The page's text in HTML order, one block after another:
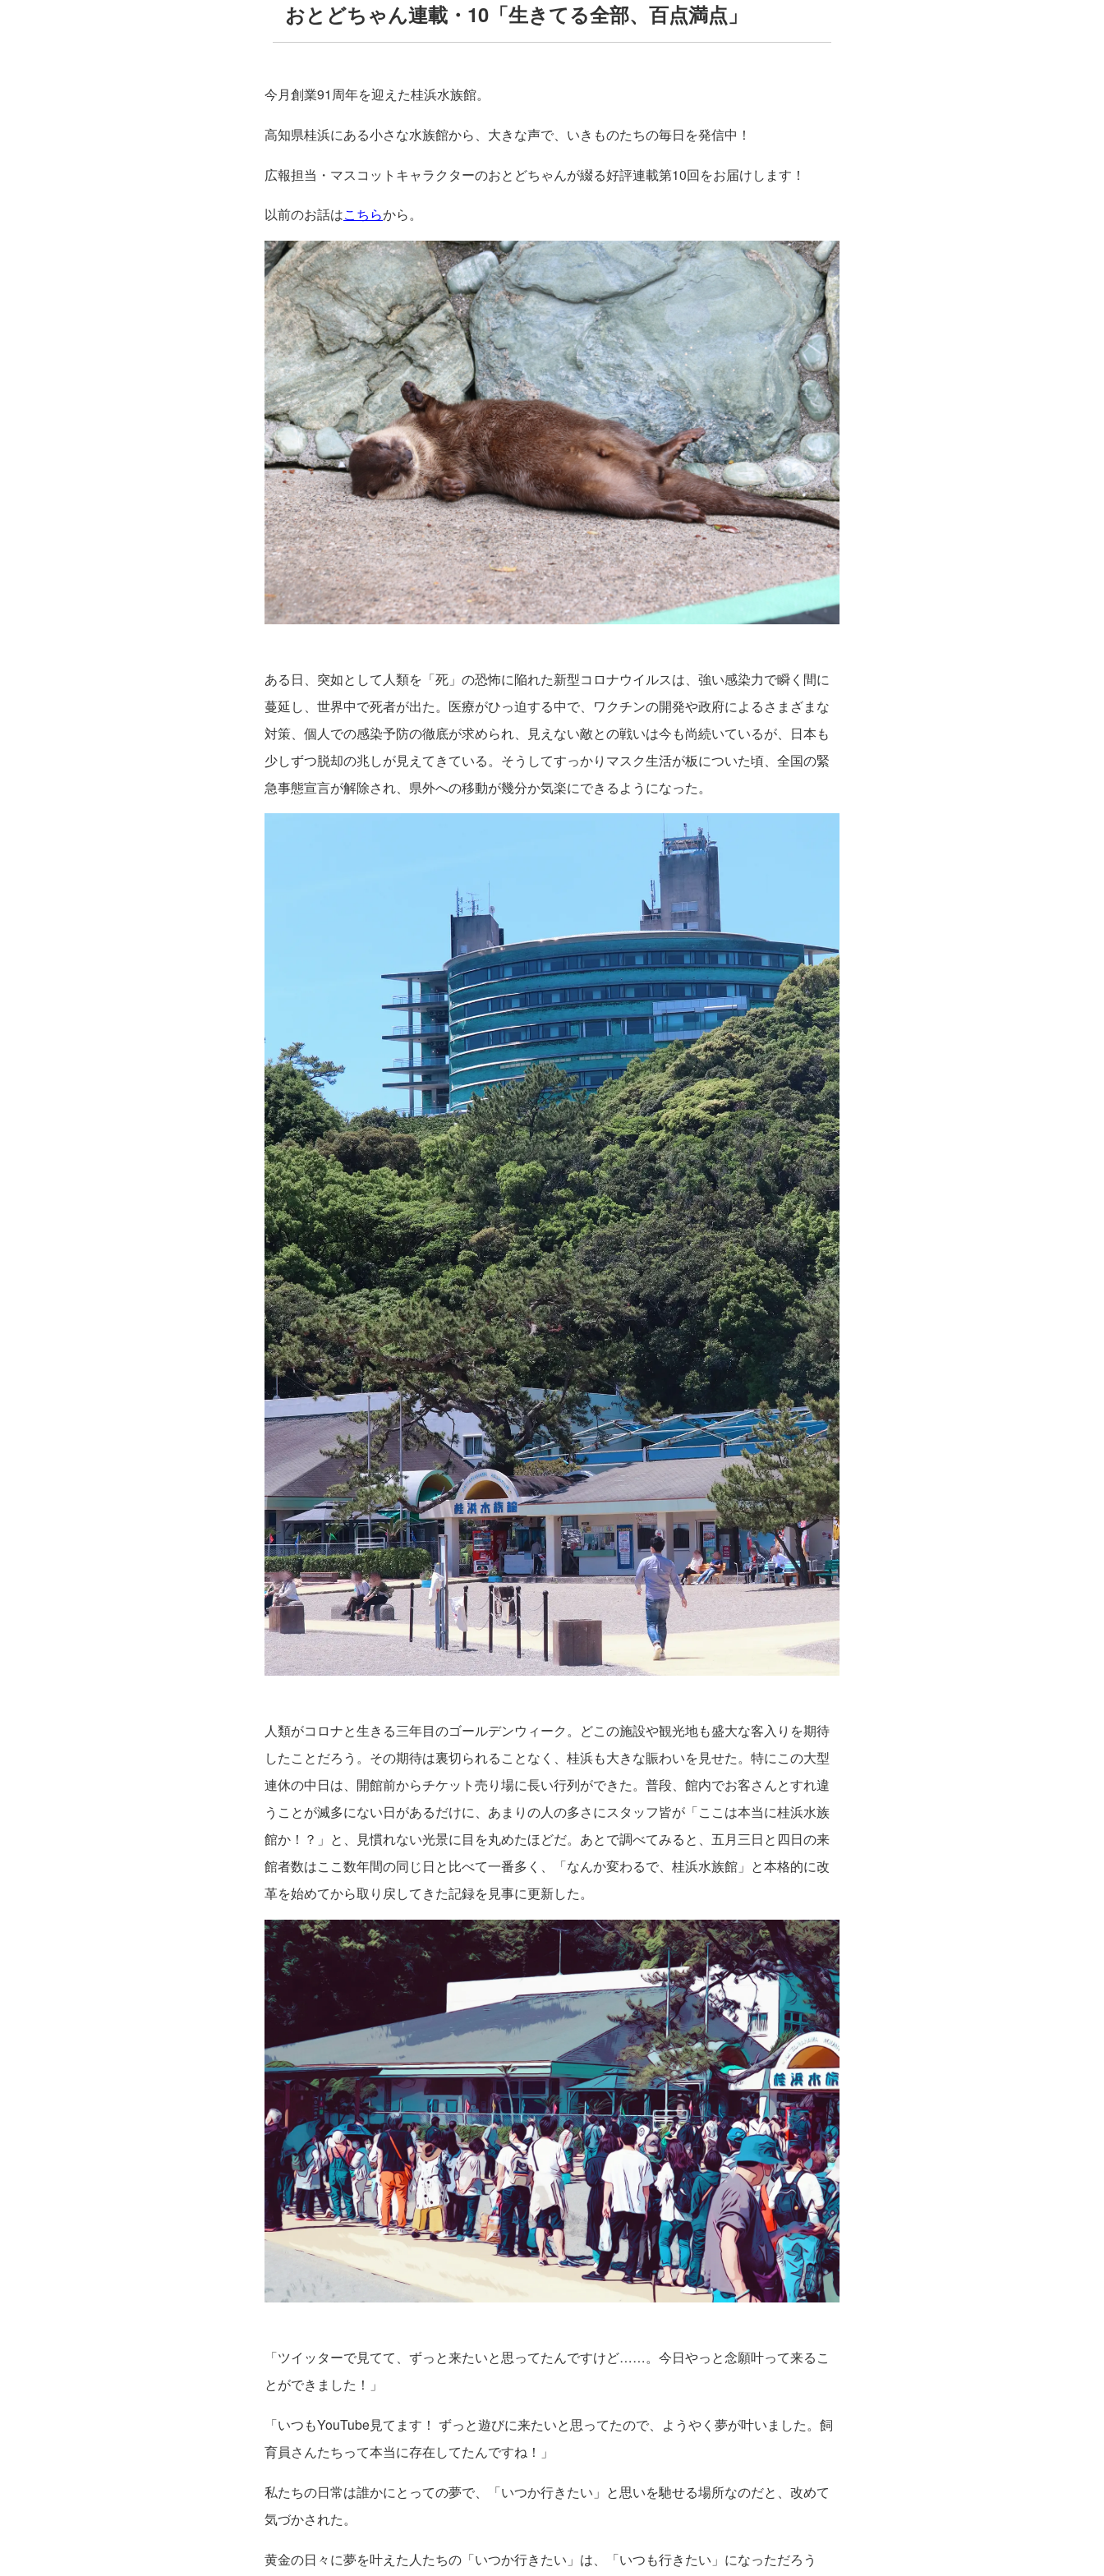
おとどちゃん連載・10「生きてる全部、百点満点」
今月創業91周年を迎えた桂浜水族館。
高知県桂浜にある小さな水族館から、大きな声で、いきものたちの毎日を発信中！
広報担当・マスコットキャラクターのおとどちゃんが綴る好評連載第10回をお届けします！
以前のお話はこちらから。
ある日、突如として人類を「死」の恐怖に陥れた新型コロナウイルスは、強い感染力で瞬く間に
蔓延し、世界中で死者が出た。医療がひっ迫する中で、ワクチンの開発や政府によるさまざまな
対策、個人での感染予防の徹底が求められ、見えない敵との戦いは今も尚続いているが、日本も
少しずつ脱却の兆しが見えてきている。そうしてすっかりマスク生活が板についた頃、全国の緊
急事態宣言が解除され、県外への移動が幾分か気楽にできるようになった。
人類がコロナと生きる三年目のゴールデンウィーク。どこの施設や観光地も盛大な客入りを期待
したことだろう。その期待は裏切られることなく、桂浜も大きな賑わいを見せた。特にこの大型
連休の中日は、開館前からチケット売り場に長い行列ができた。普段、館内でお客さんとすれ違
うことが滅多にない日があるだけに、あまりの人の多さにスタッフ皆が「ここは本当に桂浜水族
館か！？」と、見慣れない光景に目を丸めたほどだ。あとで調べてみると、五月三日と四日の来
館者数はここ数年間の同じ日と比べて一番多く、「なんか変わるで、桂浜水族館」と本格的に改
革を始めてから取り戻してきた記録を見事に更新した。
「ツイッターで見てて、ずっと来たいと思ってたんですけど……。今日やっと念願叶って来るこ
とができました！」
「いつもYouTube見てます！ ずっと遊びに来たいと思ってたので、ようやく夢が叶いました。飼
育員さんたちって本当に存在してたんですね！」
私たちの日常は誰かにとっての夢で、「いつか行きたい」と思いを馳せる場所なのだと、改めて
気づかされた。
黄金の日々に夢を叶えた人たちの「いつか行きたい」は、「いつも行きたい」になっただろう